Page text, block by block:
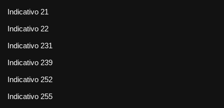
Indicativo 21
Indicativo 22
Indicativo 231
Indicativo 239
Indicativo 252
Indicativo 255